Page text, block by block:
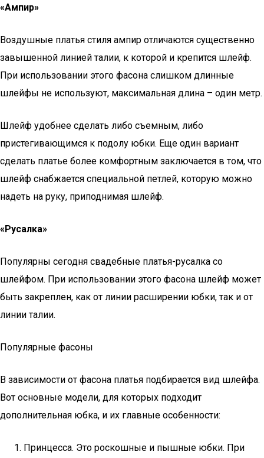
«Ампир»
Воздушные платья стиля ампир отличаются существенно
завышенной линией талии, к которой и крепится шлейф.
При использовании этого фасона слишком длинные
шлейфы не используют, максимальная длина – один метр.
Шлейф удобнее сделать либо съемным, либо
пристегивающимся к подолу юбки. Еще один вариант
сделать платье более комфортным заключается в том, что
шлейф снабжается специальной петлей, которую можно
надеть на руку, приподнимая шлейф.
«Русалка»
Популярны сегодня свадебные платья-русалка со
шлейфом. При использовании этого фасона шлейф может
быть закреплен, как от линии расширении юбки, так и от
линии талии.
Популярные фасоны
В зависимости от фасона платья подбирается вид шлейфа.
Вот основные модели, для которых подходит
дополнительная юбка, и их главные особенности:
Принцесса. Это роскошные и пышные юбки. При